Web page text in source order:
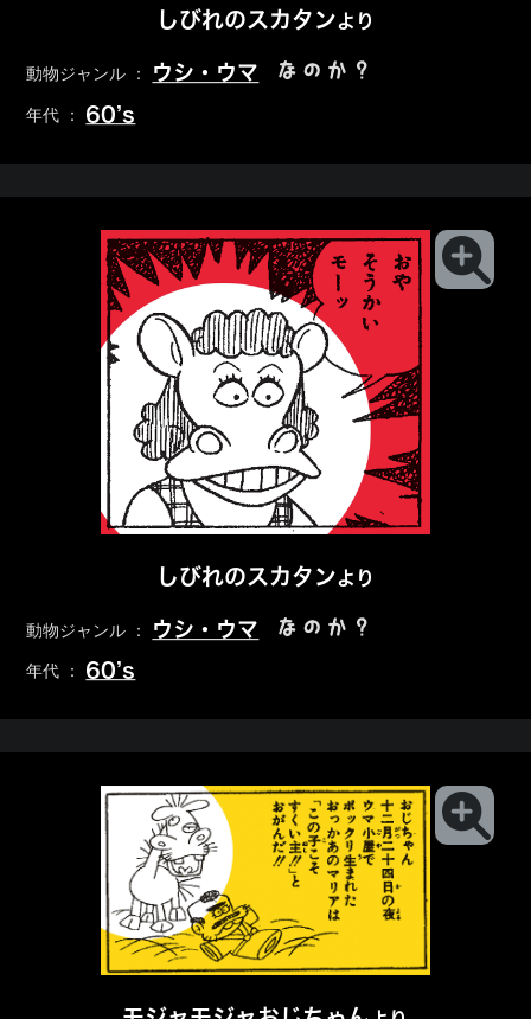
しびれのスカタンより
動物ジャンル ： ウシ・ウマ なのか？
年代 ： 60’s
しびれのスカタンより
動物ジャンル ： ウシ・ウマ なのか？
年代 ： 60’s